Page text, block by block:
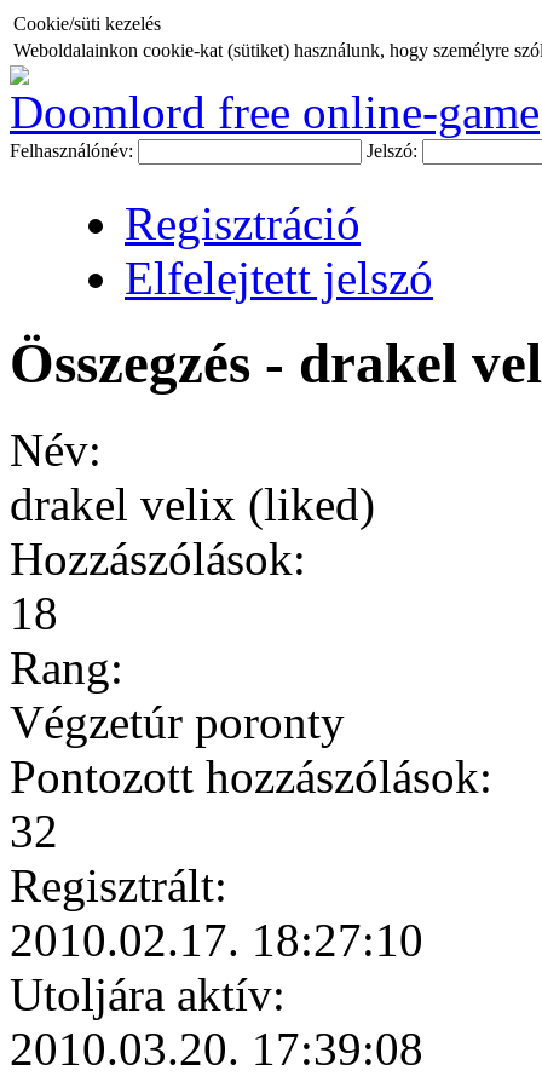
Cookie/süti kezelés
Weboldalainkon cookie-kat (sütiket) használunk, hogy személyre
Doomlord free online-game
Felhasználónév: Jelszó:
Regisztráció
Elfelejtett jelszó
Összegzés - drakel
Név:
drakel velix (liked)
Hozzászólások:
18
Rang:
Végzetúr poronty
Pontozott hozzászólások:
32
Regisztrált:
2010.02.17. 18:27:10
Utoljára aktív:
2010.03.20. 17:39:08